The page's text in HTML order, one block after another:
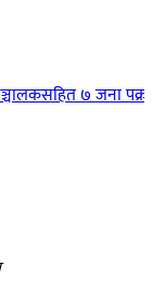
७ जना पक्राउ